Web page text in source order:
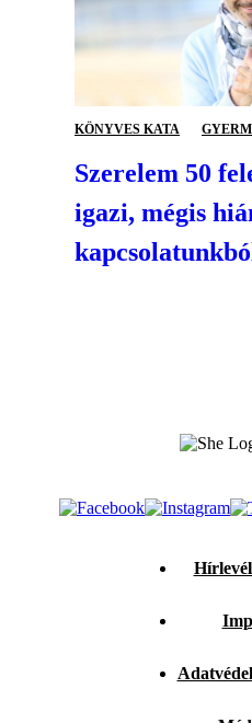
KÖNYVES KATA
Szerelem 50
igazi, mégis